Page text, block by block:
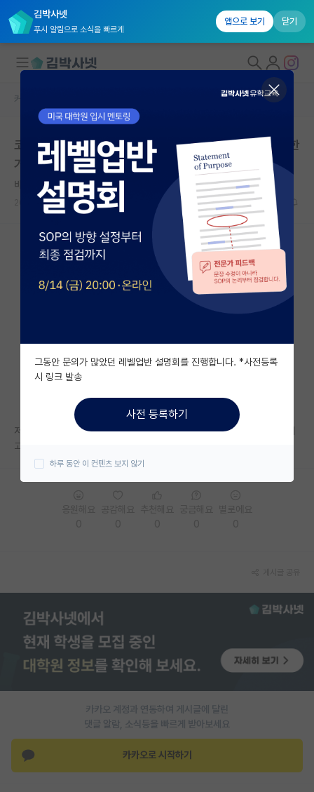
김박사넷
푸시 알림으로 소식을 빠르게
앱으로 보기 닫기
대학원생 모집
국내대학원 정보
연구실&오픈랩
커뮤니티
커뮤니티 홈
전체글보기
베스트 게시판
자유 게시판(아무개랩)
미국 유학 게시판
미국 대학원 합격 후기 게시판
대학원생 모집 게시판
연구실(PI) 홍보 게시판
취업 게시판
임용 후기 게시판
PI 전용 게시판
특수/전문대학원 게시판
장학금/장학생 게시판
커뮤니티 홈
코로나 여파로 휴학생 많았다보니 대학원 경쟁률이 급등한
거 같아요
바보같은 존 롤스
2023.11.08 1504
저희 학교도 원래 경쟁률 미달이었는데 이번에 경쟁률 1이 넘어서 떨어뜨리
고 싶지 않지만 학생들 떨어뜨려야 하는 상황이라고
카카오 계정과 연동하여 게시글에 달린
댓글 알람, 소식등을 빠르게 받아보세요
카카오로 시작하기
그동안 문의가 많았던 레벨업반 설명회를 진행합니다. *사전등록
시 링크 발송
사전 등록하기
하루 동안 이 컨텐츠 보지 않기